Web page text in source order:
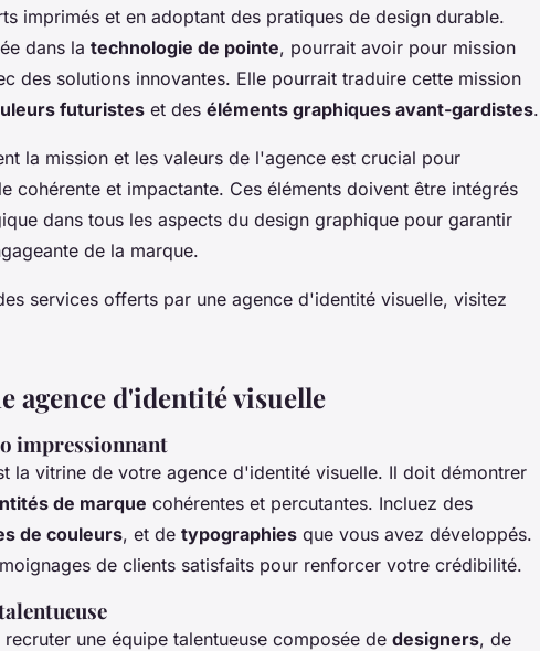
imprimés et en adoptant des pratiques de design durable.
dans la technologie de pointe, pourrait avoir pour mission
des solutions innovantes. Elle pourrait traduire cette mission
futuristes et des éléments graphiques avant-gardistes.
la mission et les valeurs de l'agence est crucial pour
cohérente et impactante. Ces éléments doivent être intégrés
dans tous les aspects du design graphique pour garantir
de la marque.
services offerts par une agence d'identité visuelle, visitez
agence d'identité visuelle
impressionnant
la vitrine de votre agence d'identité visuelle. Il doit démontrer
de marque cohérentes et percutantes. Incluez des
de couleurs, et de typographies que vous avez développés.
de clients satisfaits pour renforcer votre crédibilité.
une équipe talentueuse composée de designers, de